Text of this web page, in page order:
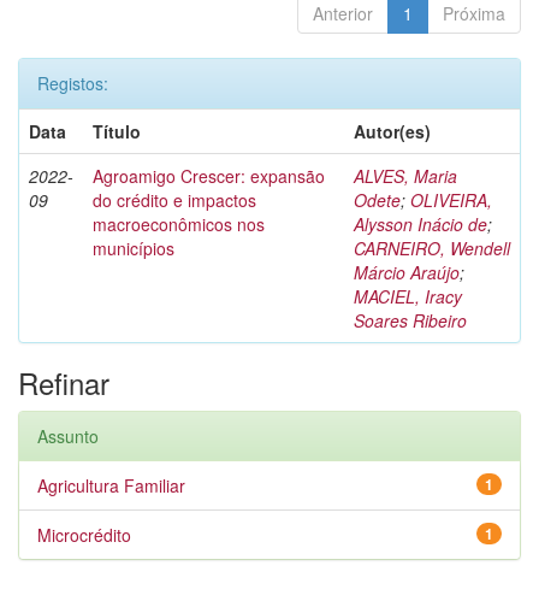
Anterior 1 Próxima
Registos:
Data
Título
Autor(es)
2022-
09
Agroamigo Crescer: expansão
do crédito e impactos
macroeconômicos nos
municípios
ALVES, Maria
Odete; OLIVEIRA,
Alysson Inácio de;
CARNEIRO, Wendell
Márcio Araújo;
MACIEL, Iracy
Soares Ribeiro
Refinar
Assunto
1
Agricultura Familiar
1
Microcrédito